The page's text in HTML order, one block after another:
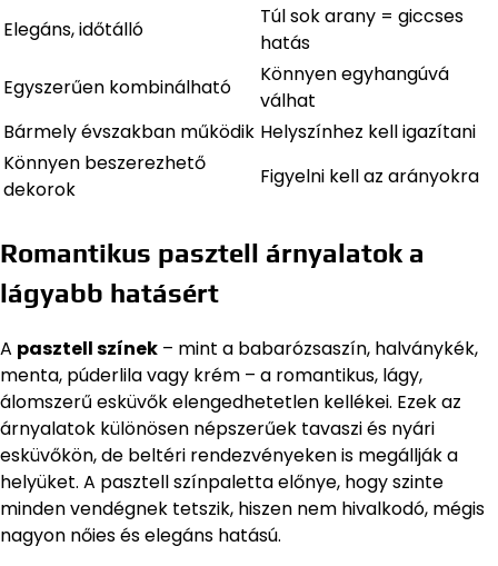
Elegáns, időtálló
Túl sok arany = giccses
hatás
Egyszerűen kombinálható
Könnyen egyhangúvá
válhat
Bármely évszakban működik Helyszínhez kell igazítani
Könnyen beszerezhető
dekorok
Figyelni kell az arányokra
Romantikus pasztell árnyalatok a
lágyabb hatásért
A pasztell színek – mint a babarózsaszín, halványkék,
menta, púderlila vagy krém – a romantikus, lágy,
álomszerű esküvők elengedhetetlen kellékei. Ezek az
árnyalatok különösen népszerűek tavaszi és nyári
esküvőkön, de beltéri rendezvényeken is megállják a
helyüket. A pasztell színpaletta előnye, hogy szinte
minden vendégnek tetszik, hiszen nem hivalkodó, mégis
nagyon nőies és elegáns hatású.